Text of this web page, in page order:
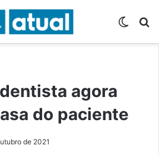
agora
do paciente
de 2021